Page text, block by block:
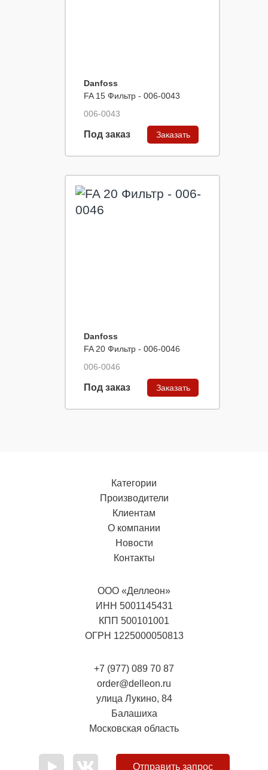
Danfoss
FA 15 Фильтр - 006-0043
006-0043
Под заказ Заказать
Danfoss
FA 20 Фильтр - 006-0046
006-0046
Под заказ Заказать
Категории
Производители
Клиентам
О компании
Новости
Контакты
ООО «Деллеон»
ИНН 5001145431
КПП 500101001
ОГРН 1225000050813
+7 (977) 089 70 87
order@delleon.ru
улица Лукино, 84
Балашиха
Московская область
Отправить запрос